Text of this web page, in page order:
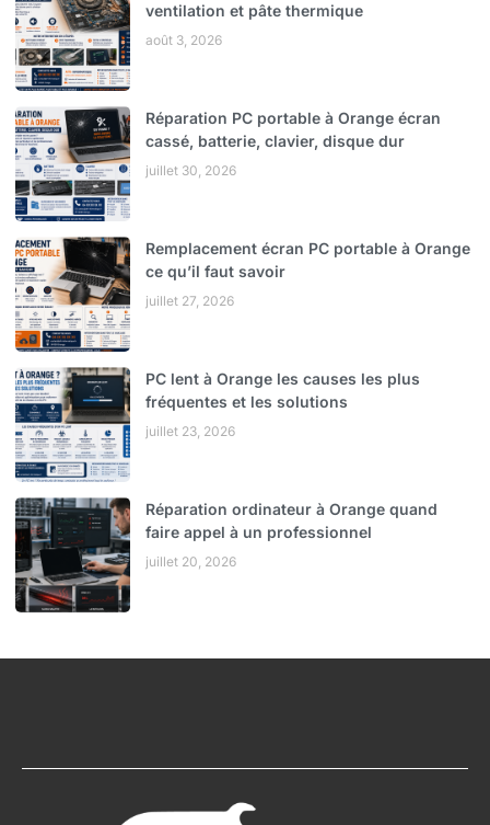
ventilation et pâte thermique
août 3, 2026
Réparation PC portable à Orange écran
cassé, batterie, clavier, disque dur
juillet 30, 2026
Remplacement écran PC portable à Orange
ce qu’il faut savoir
juillet 27, 2026
PC lent à Orange les causes les plus
fréquentes et les solutions
juillet 23, 2026
Réparation ordinateur à Orange quand
faire appel à un professionnel
juillet 20, 2026